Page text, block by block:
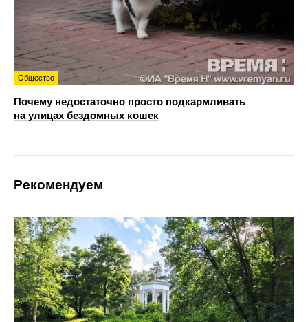
Общество
Почему недостаточно просто подкармливать
на улицах бездомных кошек
Рекомендуем